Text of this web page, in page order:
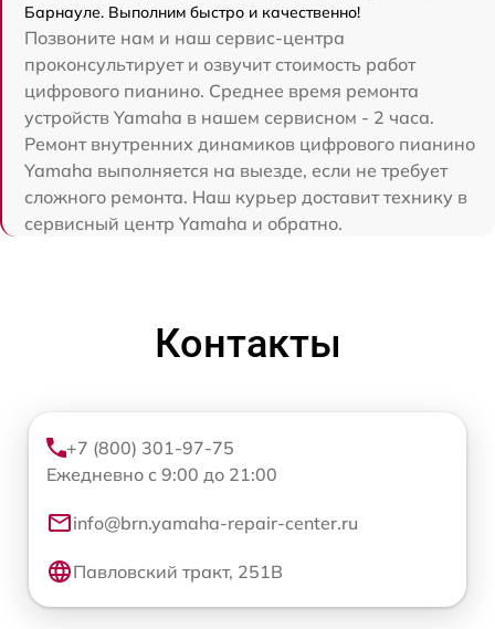
Барнауле. Выполним быстро и качественно!
Позвоните нам и наш сервис-центра
проконсультирует и озвучит стоимость работ
цифрового пианино. Среднее время ремонта
устройств Yamaha в нашем сервисном - 2 часа.
Ремонт внутренних динамиков цифрового пианино
Yamaha выполняется на выезде, если не требует
сложного ремонта. Наш курьер доставит технику в
сервисный центр Yamaha и обратно.
Контакты
+7 (800) 301-97-75
Ежедневно с 9:00 до 21:00
info@brn.yamaha-repair-center.ru
Павловский тракт, 251В